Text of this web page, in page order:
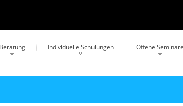
Beratung Individuelle Schulungen Offene Seminare